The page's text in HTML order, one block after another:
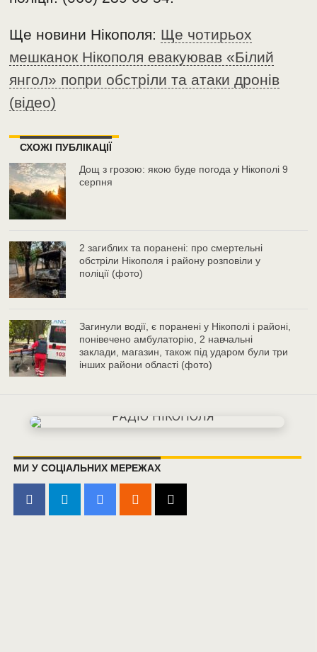
Ще новини Нікополя: Ще чотирьох
мешканок Нікополя евакуював «Білий
янгол» попри обстріли та атаки дронів
(відео)
СХОЖІ ПУБЛІКАЦІЇ
Дощ з грозою: якою буде погода у Нікополі 9
серпня
2 загиблих та поранені: про смертельні
обстріли Нікополя і району розповіли у
поліції (фото)
Загинули водії, є поранені у Нікополі і районі,
понівечено амбулаторію, 2 навчальні
заклади, магазин, також під ударом були три
інших райони області (фото)
МИ У СОЦІАЛЬНИХ МЕРЕЖАХ